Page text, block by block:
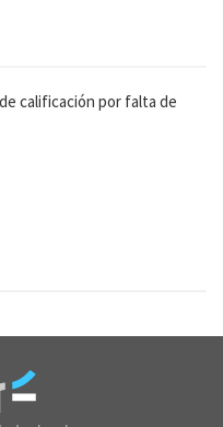
calificación por falta de